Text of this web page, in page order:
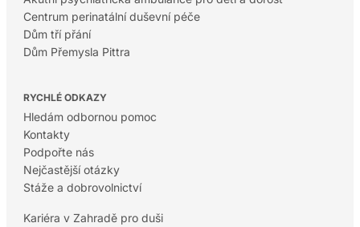
Centrum perinatální duševní péče
Dům tří přání
Dům Přemysla Pittra
RYCHLÉ ODKAZY
Hledám odbornou pomoc
Kontakty
Podpořte nás
Nejčastější otázky
Stáže a dobrovolnictví
Kariéra v Zahradě pro duši